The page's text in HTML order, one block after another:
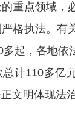
重点领域，
格执法。有
起，各地依
计110多亿
文明体现法